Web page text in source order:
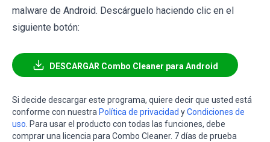
malware de Android. Descárguelo haciendo clic en el
siguiente botón:
DESCARGAR Combo Cleaner para Android
Si decide descargar este programa, quiere decir que usted está
conforme con nuestra Política de privacidad yCondiciones de
uso . Para usar el producto con todas las funciones, debe
comprar una licencia para Combo Cleaner. 7 días de prueba